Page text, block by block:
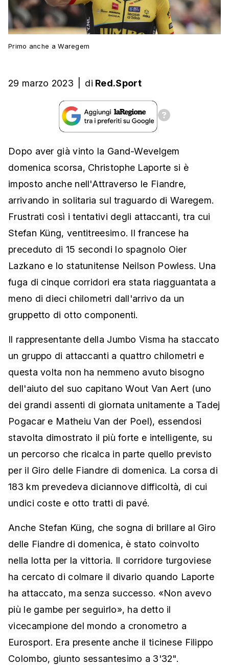
Primo anche a Waregem
29 marzo 2023 di Red.Sport
Dopo aver già vinto la Gand-Wevelgem
domenica scorsa, Christophe Laporte si è
imposto anche nell'Attraverso le Fiandre,
arrivando in solitaria sul traguardo di Waregem.
Frustrati così i tentativi degli attaccanti, tra cui
Stefan Küng, ventitreesimo. Il francese ha
preceduto di 15 secondi lo spagnolo Oier
Lazkano e lo statunitense Neilson Powless. Una
fuga di cinque corridori era stata riagguantata a
meno di dieci chilometri dall'arrivo da un
gruppetto di otto componenti.
Il rappresentante della Jumbo Visma ha staccato
un gruppo di attaccanti a quattro chilometri e
questa volta non ha nemmeno avuto bisogno
dell'aiuto del suo capitano Wout Van Aert (uno
dei grandi assenti di giornata unitamente a Tadej
Pogacar e Matheiu Van der Poel), essendosi
stavolta dimostrato il più forte e intelligente, su
un percorso che ricalca in parte quello previsto
per il Giro delle Fiandre di domenica. La corsa di
183 km prevedeva diciannove difficoltà, di cui
undici coste e otto tratti di pavé.
Anche Stefan Küng, che sogna di brillare al Giro
delle Fiandre di domenica, è stato coinvolto
nella lotta per la vittoria. Il corridore turgoviese
ha cercato di colmare il divario quando Laporte
ha attaccato, ma senza successo. «Non avevo
più le gambe per seguirlo», ha detto il
vicecampione del mondo a cronometro a
Eurosport. Era presente anche il ticinese Filippo
Colombo, giunto sessantesimo a 3'32".